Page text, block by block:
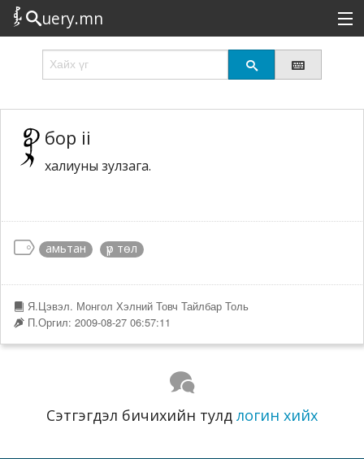
uery.mn
Сонирхолтой
Эрэлттэй
Төрөл
Логин
бор ii
халиуны зулзага.
амьтан үр төл
Я.Цэвэл. Монгол Хэлний Товч Тайлбар Толь
П.Оргил: 2009-08-27 06:57:11
Сэтгэгдэл бичихийн тулд логин хийх